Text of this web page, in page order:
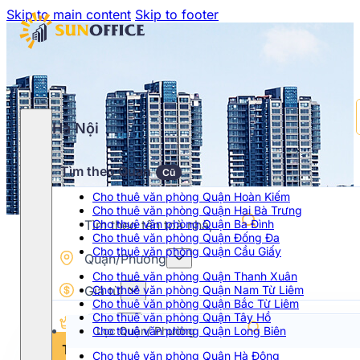
Skip to main content Skip to footer
Hà Nội
Tìm theo Quận Cũ
Cho thuê văn phòng Quận Hoàn Kiếm
Cho thuê văn phòng Quận Hai Bà Trưng
Cho thuê văn phòng Quận Ba Đình
Cho thuê văn phòng Quận Đống Đa
Cho thuê văn phòng Quận Cầu Giấy
Cho thuê văn phòng Quận Thanh Xuân
Cho thuê văn phòng Quận Nam Từ Liêm
Cho thuê văn phòng Quận Bắc Từ Liêm
Cho thuê văn phòng Quận Tây Hồ
Cho thuê văn phòng Quận Long Biên
Cho thuê văn phòng Quận Hà Đông
Quận/Phường
Giá từ
Hạng
Tìm kiếm